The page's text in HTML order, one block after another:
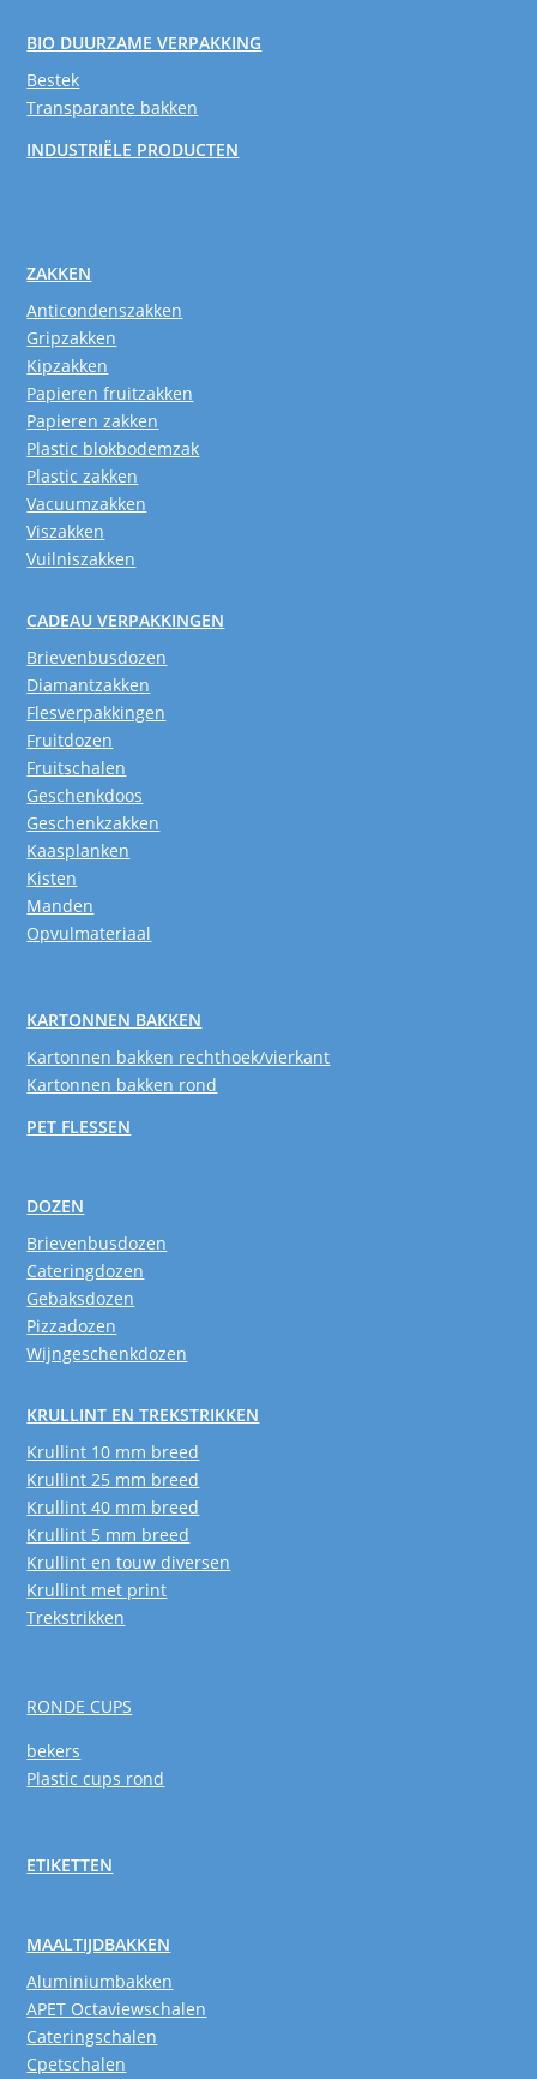
BIO DUURZAME VERPAKKING
Bestek
Transparante bakken
INDUSTRIËLE PRODUCTEN
ZAKKEN
Anticondenszakken
Gripzakken
Kipzakken
Papieren fruitzakken
Papieren zakken
Plastic blokbodemzak
Plastic zakken
Vacuumzakken
Viszakken
Vuilniszakken
CADEAU VERPAKKINGEN
Brievenbusdozen
Diamantzakken
Flesverpakkingen
Fruitdozen
Fruitschalen
Geschenkdoos
Geschenkzakken
Kaasplanken
Kisten
Manden
Opvulmateriaal
KARTONNEN BAKKEN
Kartonnen bakken rechthoek/vierkant
Kartonnen bakken rond
PET FLESSEN
DOZEN
Brievenbusdozen
Cateringdozen
Gebaksdozen
Pizzadozen
Wijngeschenkdozen
KRULLINT EN TREKSTRIKKEN
Krullint 10 mm breed
Krullint 25 mm breed
Krullint 40 mm breed
Krullint 5 mm breed
Krullint en touw diversen
Krullint met print
Trekstrikken
RONDE CUPS
bekers
Plastic cups rond
ETIKETTEN
MAALTIJDBAKKEN
Aluminiumbakken
APET Octaviewschalen
Cateringschalen
Cpetschalen